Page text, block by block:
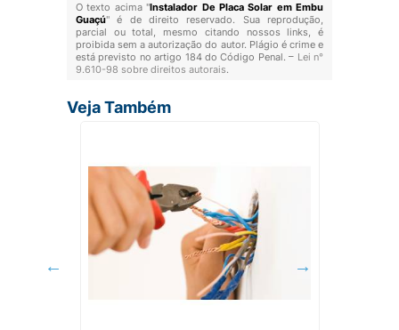
O texto acima "Instalador De Placa Solar em Embu
Guaçú" é de direito reservado. Sua reprodução,
parcial ou total, mesmo citando nossos links, é
proibida sem a autorização do autor. Plágio é crime e
está previsto no artigo 184 do Código Penal. – Lei n°
9.610-98 sobre direitos autorais.
Veja Também